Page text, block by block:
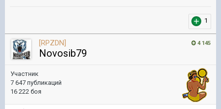
1
4 145
[RPZDN]
Novosib79
Участник
7 647 публикаций
16 222 боя